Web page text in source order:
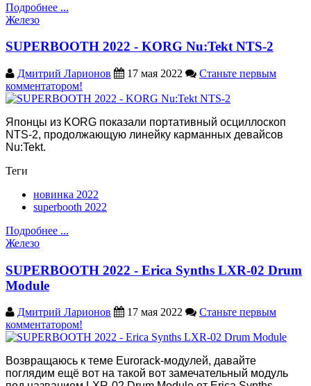
Подробнее ...
Железо
SUPERBOOTH 2022 - KORG Nu:Tekt NTS-2
Дмитрий Ларионов 17 мая 2022
Станьте первым
комментатором!
Японцы из KORG показали портативный осциллоскоп
NTS-2, продолжающую линейку карманных девайсов
Nu:Tekt.
Теги
новинка 2022
superbooth 2022
Подробнее ...
Железо
SUPERBOOTH 2022 - Erica Synths LXR-02 Drum
Module
Дмитрий Ларионов 17 мая 2022
Станьте первым
комментатором!
Возвращаюсь к теме Eurorack-модулей, давайте
поглядим ещё вот на такой вот замечательный модуль